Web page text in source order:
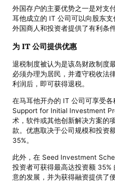
外国存户的主要优势之一是对支
耳他成立的 IT 公司可以向股东
外国商人和投资者提供了有利条件
为 IT 公司提供优惠
退税制度被认为是该岛财政制度
必须办理为居民，并遵守税收法
利润后，即可获得退税。
在马耳他开办的 IT 公司可享受
Support for Initial Investment
术，软件或其他创新解决方案的
款。优惠取决于公司规模和投资
35%。
此外，在 Seed Investment
投资者可获得最高达投资额 35%
意的发展，并为获得融资提供了便